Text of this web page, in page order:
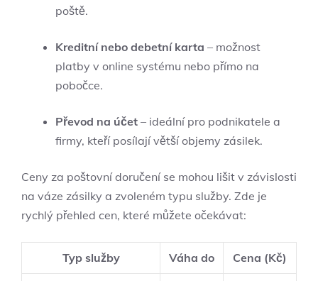
poště.
Kreditní nebo debetní karta – možnost
platby v online systému nebo přímo na
pobočce.
Převod na účet – ideální pro podnikatele a
firmy, kteří posílají větší objemy zásilek.
Ceny za poštovní doručení se mohou lišit v závislosti
na váze zásilky a zvoleném typu služby. Zde je
rychlý přehled cen, které můžete očekávat:
Typ služby Váha do Cena (Kč)